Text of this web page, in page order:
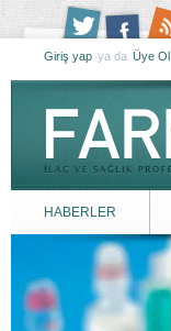
Giriş yap ya da Üye Ol
HABERLER